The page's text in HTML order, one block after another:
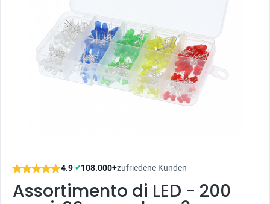
4.9|✔108.000+zufriedene Kunden
Assortimento di LED - 200